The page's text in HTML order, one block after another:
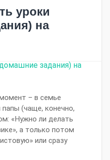
уроки
на
– в семье
(чаще, конечно,
«Нужно ли делать
а только потом
или сразу